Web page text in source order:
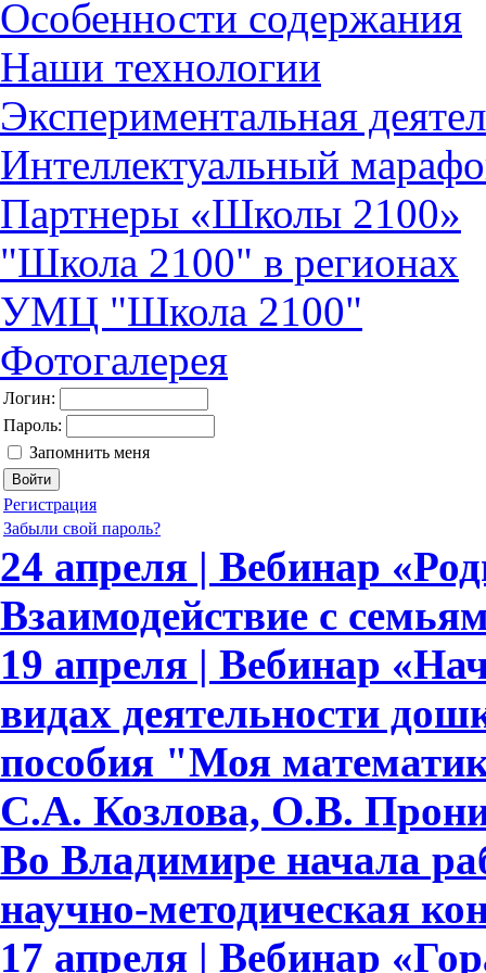
Особенности содержания
Наши технологии
Экспериментальная
Интеллектуальный
Партнеры «Школы 2100»
"Школа 2100" в регионах
УМЦ "Школа 2100"
Фотогалерея
Логин:
Пароль:
Запомнить меня
Регистрация
Забыли свой пароль?
24 апреля | Вебинар
Взаимодействие с
19 апреля | Вебинар
видах деятельности
пособия "Моя
С.А. Козлова, О.В.
Во Владимире начала
научно-методическая
17 апреля | Вебинар